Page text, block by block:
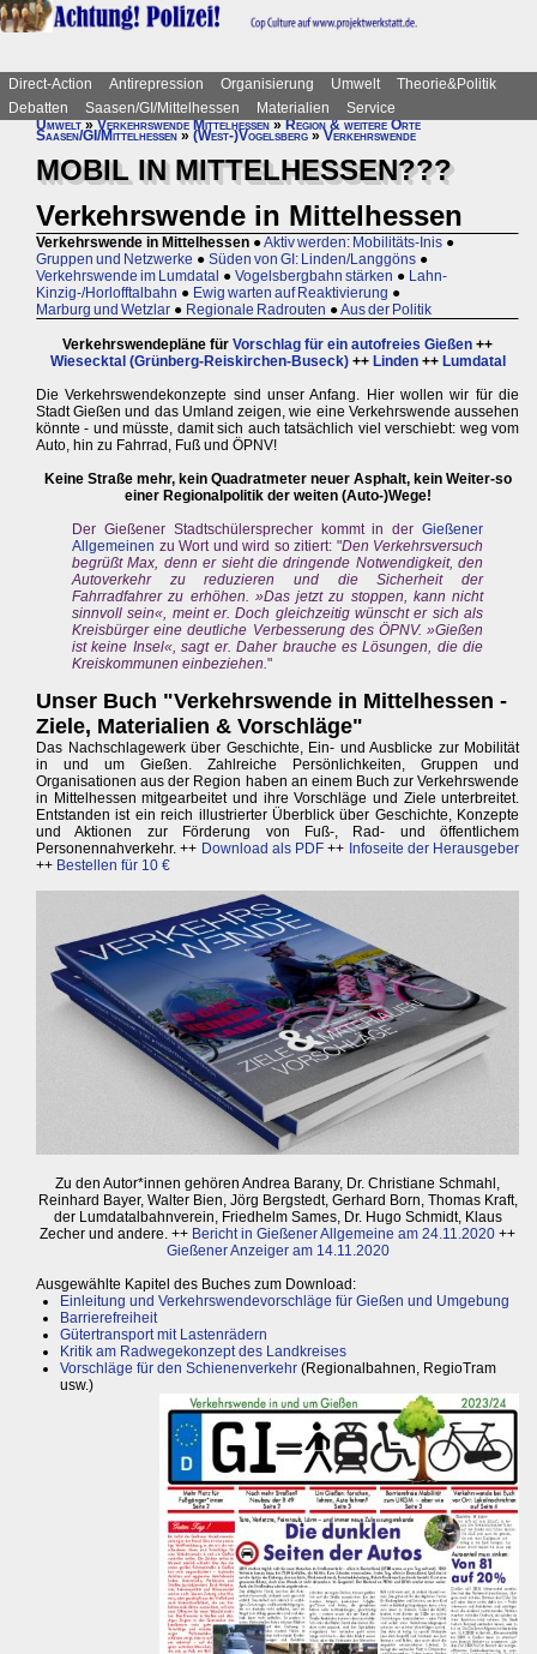
Direct-Action Antirepression Organisierung Umwelt
Theorie&Politik
Debatten
Saasen/GI/Mittelhessen Materialien
Service
Umwelt»Verkehrswende Mittelhessen»Region & weitere Orte
Saasen/GI/Mittelhessen » (West-)Vogelsberg » Verkehrswende
MOBIL IN MITTELHESSEN???
Verkehrswende in Mittelhessen
Verkehrswende in Mittelhessen ●Aktiv werden: Mobilitäts-Inis ●
Gruppen und Netzwerke ● Süden von GI: Linden/Langgöns ●
Verkehrswende im Lumdatal ● Vogelsbergbahn stärken ● Lahn-
Kinzig-/Horlofftalbahn ● Ewig warten auf Reaktivierung ●
Marburg und Wetzlar ● Regionale Radrouten ●Aus der Politik
Verkehrswendepläne fürVorschlag für ein autofreies Gießen ++
Wiesecktal (Grünberg-Reiskirchen-Buseck)++ Linden++ Lumdatal
Die Verkehrswendekonzepte sind unser Anfang. Hier wollen wir für die
Stadt Gießen und das Umland zeigen, wie eine Verkehrswende aussehen
könnte - und müsste, damit sich auch tatsächlich viel verschiebt: weg vom
Auto, hin zu Fahrrad, Fuß und ÖPNV!
Keine Straße mehr, kein Quadratmeter neuer Asphalt, kein Weiter-so
einer Regionalpolitik der weiten (Auto-)Wege!
Der Gießener Stadtschülersprecher kommt in derGießener
Allgemeinen zu Wort und wird so zitiert: "Den Verkehrsversuch
begrüßt Max, denn er sieht die dringende Notwendigkeit, den
Autoverkehr zu reduzieren und die Sicherheit der
Fahrradfahrer zu erhöhen. »Das jetzt zu stoppen, kann nicht
sinnvoll sein«, meint er. Doch gleichzeitig wünscht er sich als
Kreisbürger eine deutliche Verbesserung des ÖPNV. »Gießen
ist keine Insel«, sagt er. Daher brauche es Lösungen, die die
Kreiskommunen einbeziehen."
Unser Buch "Verkehrswende in Mittelhessen -
Ziele, Materialien & Vorschläge"
Das Nachschlagewerk über Geschichte, Ein- und Ausblicke zur Mobilität
in und um Gießen. Zahlreiche Persönlichkeiten, Gruppen und
Organisationen aus der Region haben an einem Buch zur Verkehrswende
in Mittelhessen mitgearbeitet und ihre Vorschläge und Ziele unterbreitet.
Entstanden ist ein reich illustrierter Überblick über Geschichte, Konzepte
und Aktionen zur Förderung von Fuß-, Rad- und öffentlichem
Personennahverkehr. ++ Download als PDF ++ Infoseite der Herausgeber
++ Bestellen für 10 €
Zu den Autor*innen gehören Andrea Barany, Dr. Christiane Schmahl,
Reinhard Bayer, Walter Bien, Jörg Bergstedt, Gerhard Born, Thomas Kraft,
der Lumdatalbahnverein, Friedhelm Sames, Dr. Hugo Schmidt, Klaus
Zecher und andere. ++ Bericht in Gießener Allgemeine am 24.11.2020 ++
Gießener Anzeiger am 14.11.2020
Ausgewählte Kapitel des Buches zum Download:
Einleitung und Verkehrswendevorschläge für Gießen und Umgebung
Barrierefreiheit
Gütertransport mit Lastenrädern
Kritik am Radwegekonzept des Landkreises
Vorschläge für den Schienenverkehr (Regionalbahnen, RegioTram
usw.)